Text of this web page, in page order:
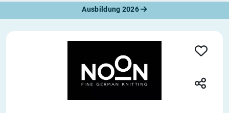
Ausbildung 2026